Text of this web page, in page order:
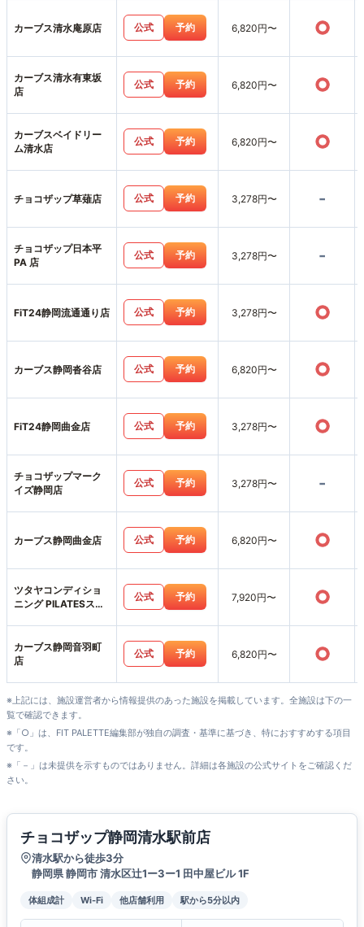
カーブス清水庵原店 公式 予約 6,820円〜 ○
カーブス清水有東坂
店
公式 予約 6,820円〜 ○
カーブスベイドリー
ム清水店
公式 予約 6,820円〜 ○
チョコザップ草薙店 公式 予約 3,278円〜 -
チョコザップ日本平
PA 店
公式 予約 3,278円〜 -
FiT24静岡流通通り店 公式 予約 3,278円〜 ○
カーブス静岡沓谷店 公式 予約 6,820円〜 ○
FiT24静岡曲金店 公式 予約 3,278円〜 ○
チョコザップマーク
イズ静岡店
公式 予約 3,278円〜 -
カーブス静岡曲金店 公式 予約 6,820円〜 ○
ツタヤコンディショ
ニング PILATESスポ
公式 予約 7,920円〜 ○
カーブス静岡音羽町
店
公式 予約 6,820円〜 ○
※上記には、施設運営者から情報提供のあった施設を掲載しています。全施設は下の一
覧で確認できます。
※「○」は、FIT PALETTE編集部が独自の調査・基準に基づき、特におすすめする項目
です。
※「－」は未提供を示すものではありません。詳細は各施設の公式サイトをご確認くだ
さい。
チョコザップ静岡清水駅前店
清水駅から徒歩3分
静岡県 静岡市 清水区辻1ー3ー1 田中屋ビル 1F
体組成計 Wi-Fi 他店舗利用 駅から5分以内